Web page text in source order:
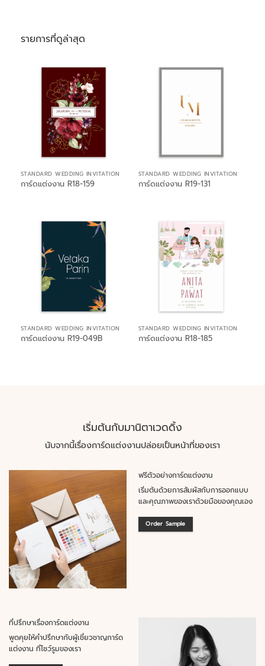
รายการที่ดูล่าสุด
STANDARD WEDDING INVITATION
การ์ดแต่งงาน R18-159
STANDARD WEDDING INVITATION
การ์ดแต่งงาน R19-131
STANDARD WEDDING INVITATION
การ์ดแต่งงาน R19-049B
STANDARD WEDDING INVITATION
การ์ดแต่งงาน R18-185
เริ่มต้นกับมานิตาเวดดิ้ง
นับจากนี้เรื่องการ์ดแต่งงานปล่อยเป็นหน้าที่ของเรา
ฟรีตัวอย่างการ์ดแต่งงาน
เริ่มต้นด้วยการสัมผัสกับการออกแบบ
และคุณภาพของเราด้วยมือของคุณเอง
Order Sample
ที่ปรึกษาเรื่องการ์ดแต่งงาน
พูดคุยให้คำปรึกษากับผู้เชี่ยวชาญการ์ด
แต่งงาน ที่โชว์รูมของเรา